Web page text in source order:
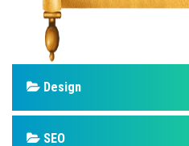
Design
SEO